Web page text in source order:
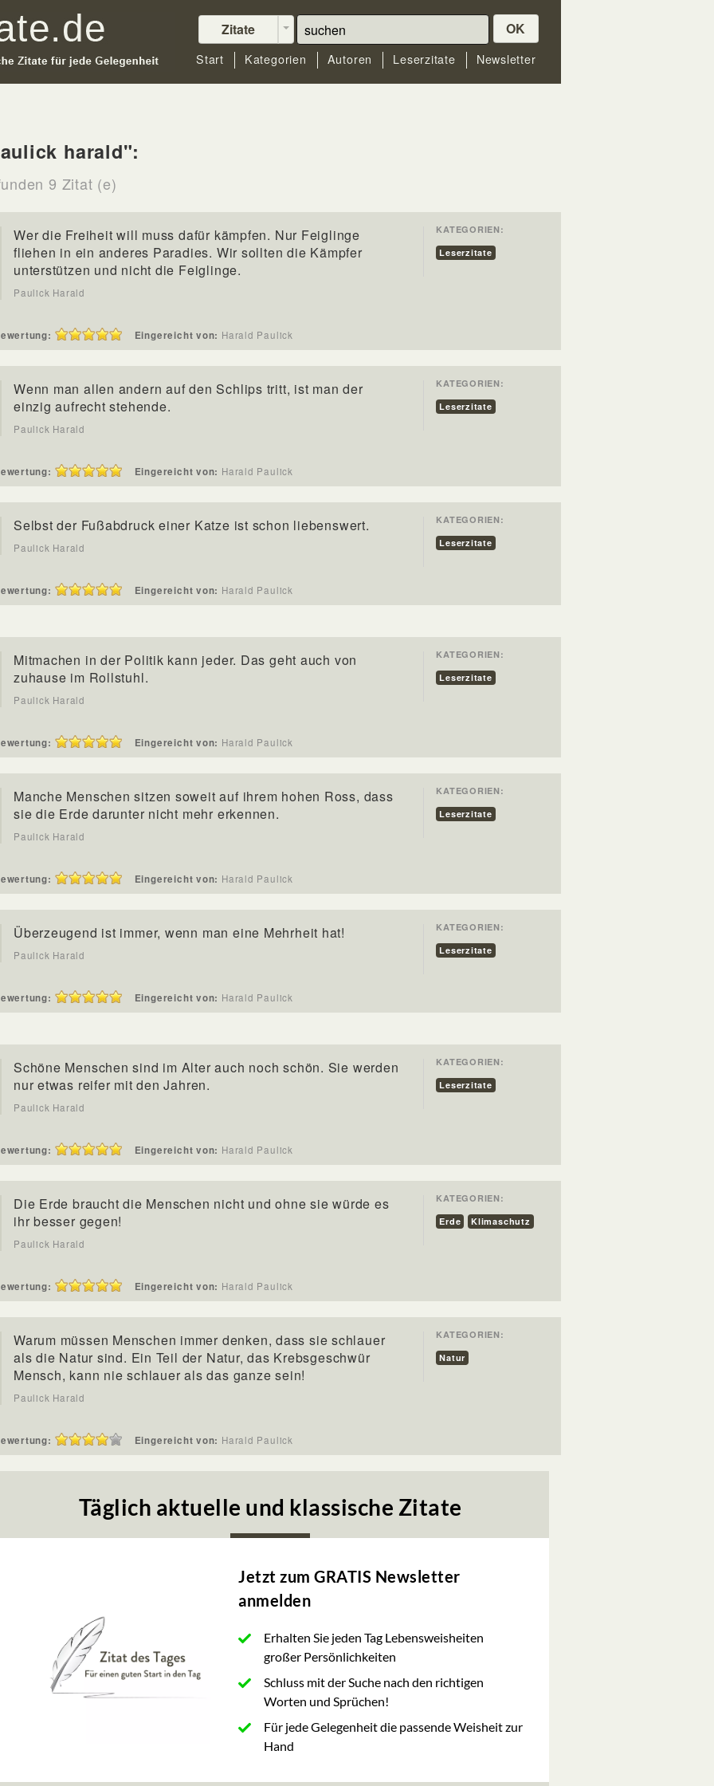
Zitate OK
Start Kategorien Autoren Leserzitate Newsletter
harald":
9 Zitat (e)
Wer die Freiheit will muss dafür kämpfen. Nur Feiglinge
fliehen in ein anderes Paradies. Wir sollten die Kämpfer
unterstützen und nicht die Feiglinge.
Paulick Harald
KATEGORIEN:
Leserzitate
Eingereicht von: Harald Paulick
Wenn man allen andern auf den Schlips tritt, ist man der
einzig aufrecht stehende.
Paulick Harald
KATEGORIEN:
Leserzitate
Eingereicht von: Harald Paulick
Selbst der Fußabdruck einer Katze ist schon liebenswert.
Paulick Harald
KATEGORIEN:
Leserzitate
Eingereicht von: Harald Paulick
Mitmachen in der Politik kann jeder. Das geht auch von
zuhause im Rollstuhl.
Paulick Harald
KATEGORIEN:
Leserzitate
Eingereicht von: Harald Paulick
Manche Menschen sitzen soweit auf ihrem hohen Ross, dass
sie die Erde darunter nicht mehr erkennen.
Paulick Harald
KATEGORIEN:
Leserzitate
Eingereicht von: Harald Paulick
Überzeugend ist immer, wenn man eine Mehrheit hat!
Paulick Harald
KATEGORIEN:
Leserzitate
Eingereicht von: Harald Paulick
Schöne Menschen sind im Alter auch noch schön. Sie werden
nur etwas reifer mit den Jahren.
Paulick Harald
KATEGORIEN:
Leserzitate
Eingereicht von: Harald Paulick
Die Erde braucht die Menschen nicht und ohne sie würde es
ihr besser gegen!
Paulick Harald
KATEGORIEN:
Erde
Klimaschutz
Eingereicht von: Harald Paulick
Warum müssen Menschen immer denken, dass sie schlauer
als die Natur sind. Ein Teil der Natur, das Krebsgeschwür
Mensch, kann nie schlauer als das ganze sein!
Paulick Harald
KATEGORIEN:
Natur
Eingereicht von: Harald Paulick